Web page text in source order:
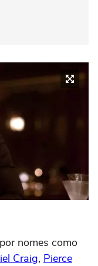
nomes como
Craig, Pierce